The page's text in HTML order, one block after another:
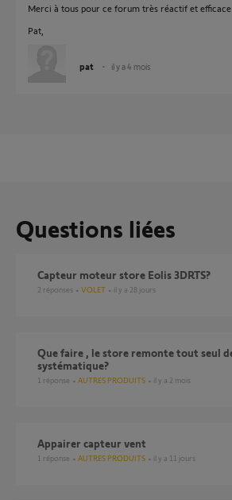
Merci à tous pour ce forum très réactif et efficace.
Pat,
pat il y a 4 mois
Questions liées
Capteur moteur store Eolis 3DRTS?
2 réponses VOLET il y a 28 jours
Que faire , le store remonte tout seul de manière
systématique?
1 réponse AUTRES PRODUITS il y a 2 mois
Appairer capteur vent
1 réponse AUTRES PRODUITS il y a 11 jours